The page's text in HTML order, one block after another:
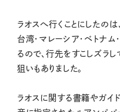
ラオスへ行くことにしたの
台湾・マレーシア・ベトナム
るので、行先をすこしズラ
狙いもありました。
ラオスに関する書籍やガイ